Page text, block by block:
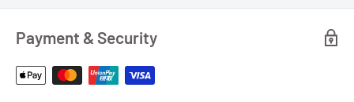
Payment & Security